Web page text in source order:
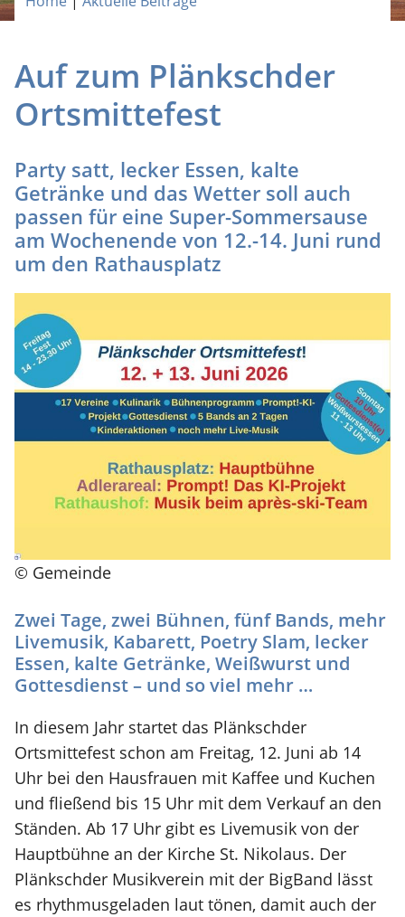
Auf zum Plänkschder
Ortsmittefest
Party satt, lecker Essen, kalte
Getränke und das Wetter soll auch
passen für eine Super-Sommersause
am Wochenende von 12.-14. Juni rund
um den Rathausplatz
© Gemeinde
Zwei Tage, zwei Bühnen, fünf Bands, mehr
Livemusik, Kabarett, Poetry Slam, lecker
Essen, kalte Getränke, Weißwurst und
Gottesdienst – und so viel mehr …
In diesem Jahr startet das Plänkschder
Ortsmittefest schon am Freitag, 12. Juni ab 14
Uhr bei den Hausfrauen mit Kaffee und Kuchen
und fließend bis 15 Uhr mit dem Verkauf an den
Ständen. Ab 17 Uhr gibt es Livemusik von der
Hauptbühne an der Kirche St. Nikolaus. Der
Plänkschder Musikverein mit der BigBand lässt
es rhythmusgeladen laut tönen, damit auch der